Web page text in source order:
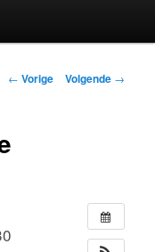
Bericht
← Vorige Volgende →